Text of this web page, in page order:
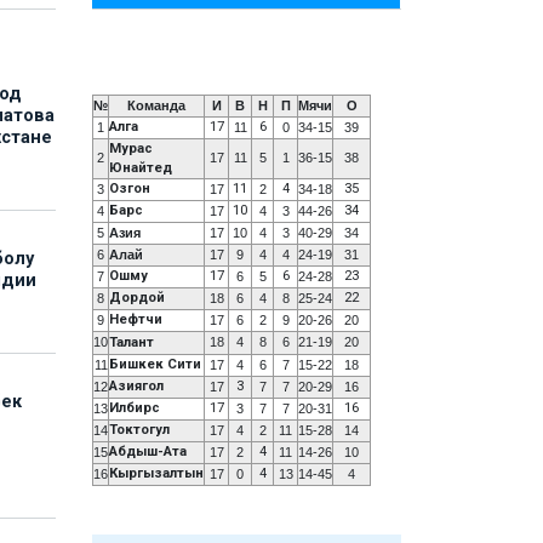
№ Команда И В Н П Мячи
О
1 Алга 17 11 6 0 34-15 39
2
Мурас
Юнайтед
17 11 5 1 36-15 38
3 Озгон 17 11 2 4 34-18 35
4 Барс 17 10 4 3 44-26 34
5 Азия 17 10 4 3 40-29
34
6 Алай 17 9 4 4 24-19
31
7 Ошму 17 6 5 6 24-28 23
8 Дордой 18 6 4 8 25-24 22
9 Нефтчи 17 6 2 9 20-26
20
10Талант 18 4 8 6 21-19
20
11 Бишкек Сити 17 4 6 7 15-22
18
12Азиягол 17 3 7 7 20-29
16
13 Илбирс 17 3 7 7 20-31 16
14Токтогул 17 4 2 11 15-28
14
15Абдыш-Ата 17 2 4 11 14-26
10
16 Кыргызалтын 17 0 4 13 14-45 4